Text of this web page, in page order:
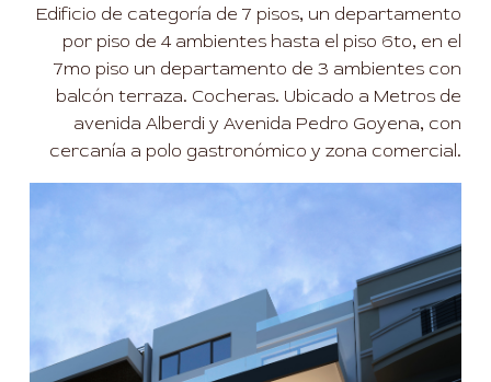
Edificio de categoría de 7 pisos, un departamento
por piso de 4 ambientes hasta el piso 6to, en el
7mo piso un departamento de 3 ambientes con
balcón terraza. Cocheras. Ubicado a Metros de
avenida Alberdi y Avenida Pedro Goyena, con
cercanía a polo gastronómico y zona comercial.